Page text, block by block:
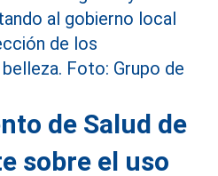
de Salud de
sobre el uso